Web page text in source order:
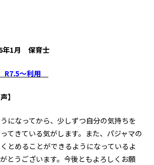
年1月 保育士
R7.5～利用
】
になってから、少しずつ自分の気持ちを
てきている気がします。また、パジャマの
とめることができるようになっているよ
とうございます。今後ともよろしくお願